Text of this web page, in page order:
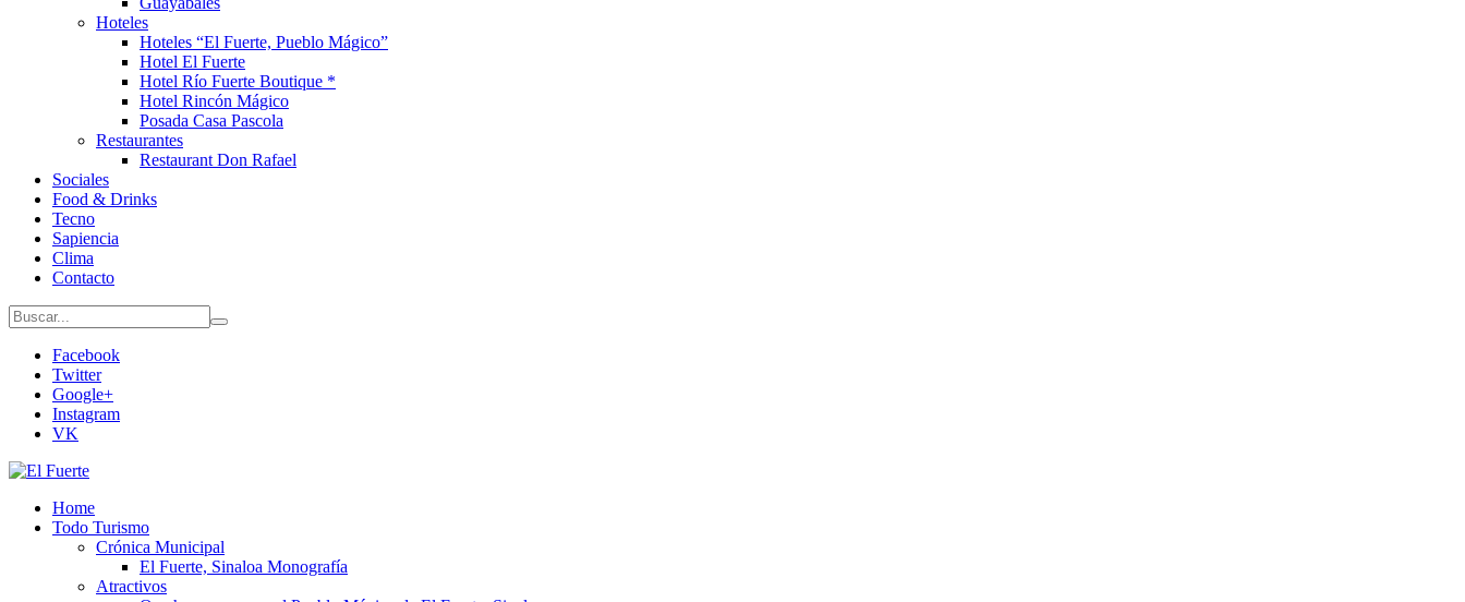
Hoteles
Hoteles “El Fuerte, Pueblo Mágico”
Hotel El Fuerte
Hotel Río Fuerte Boutique *
Hotel Rincón Mágico
Posada Casa Pascola
Restaurantes
Restaurant Don Rafael
Sociales
Food & Drinks
Tecno
Sapiencia
Clima
Contacto
Facebook
Twitter
Google+
Instagram
VK
Home
Todo Turismo
Crónica Municipal
El Fuerte, Sinaloa Monografía
Atractivos